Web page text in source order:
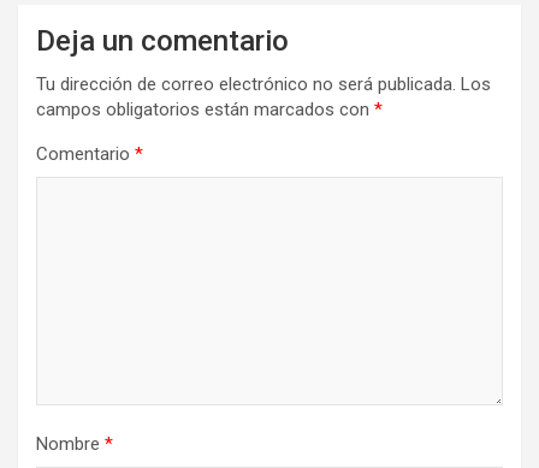
Deja un comentario
Tu dirección de correo electrónico no será publicada. Los
campos obligatorios están marcados con *
Comentario *
Nombre *